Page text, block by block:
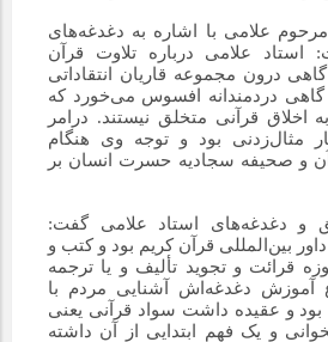
علامی با اشاره به دغدغه‌های
استاد علامی درباره تلاوت قرآن
درون مجموعه قاریان انتقاداتی
دردمندانه افسوس می‌خورد که
اخلاق قرآنی متخلق نیستند. درامر
مثال‌زدنی بود و توجه وی هنگام
و صحیفه سجادیه حسرت انسان بر
دغدغه‌های استاد علامی گفت:
بین‌المللی قرآن کریم بود و کتب و
قرائت و تجوید تألیف و یا ترجمه
آموزش دغدغه‌اش آشنایی مردم با
بود و عقیده داشت سواد قرآنی یعنی
و یک فهم ابتدایی از آن داشته